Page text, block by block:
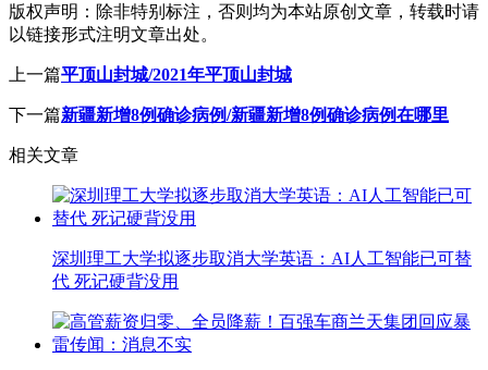
版权声明： 除非特别标注，否则均为本站原创文章，转载时请
以链接形式注明文章出处。
上一篇平顶山封城/2021年平顶山封城
下一篇新疆新增8例确诊病例/新疆新增8例确诊病例在哪里
相关文章
深圳理工大学拟逐步取消大学英语：AI人工智能已可替
代 死记硬背没用